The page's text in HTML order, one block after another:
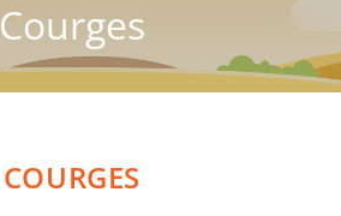
Courges
COURGES